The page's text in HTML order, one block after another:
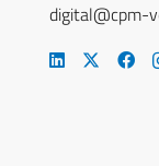
digital@cpm-